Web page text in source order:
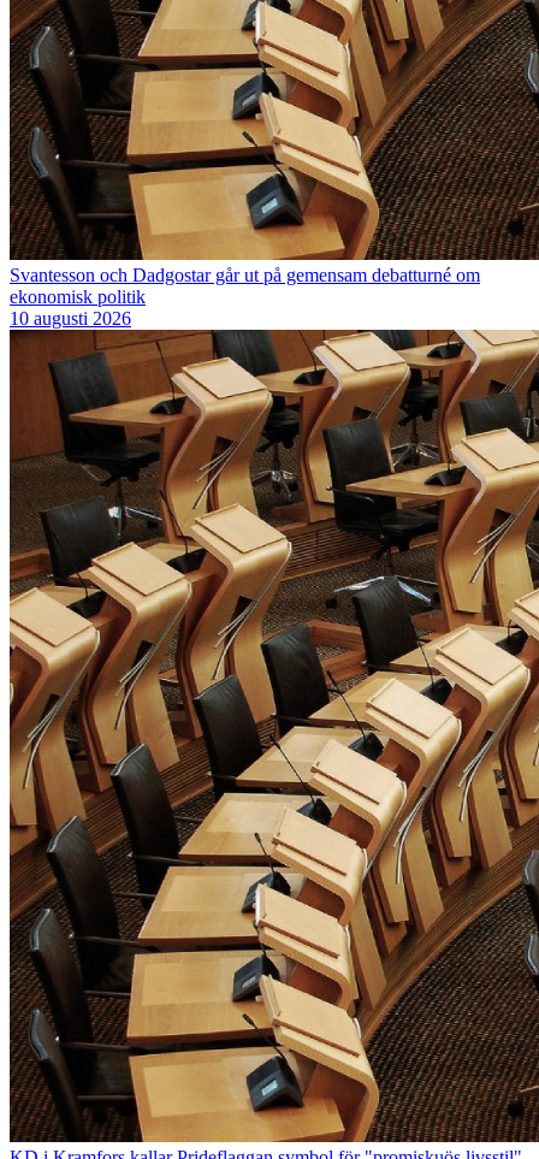
Svantesson och Dadgostar går ut på gemensam debatturné om
ekonomisk politik
10 augusti 2026